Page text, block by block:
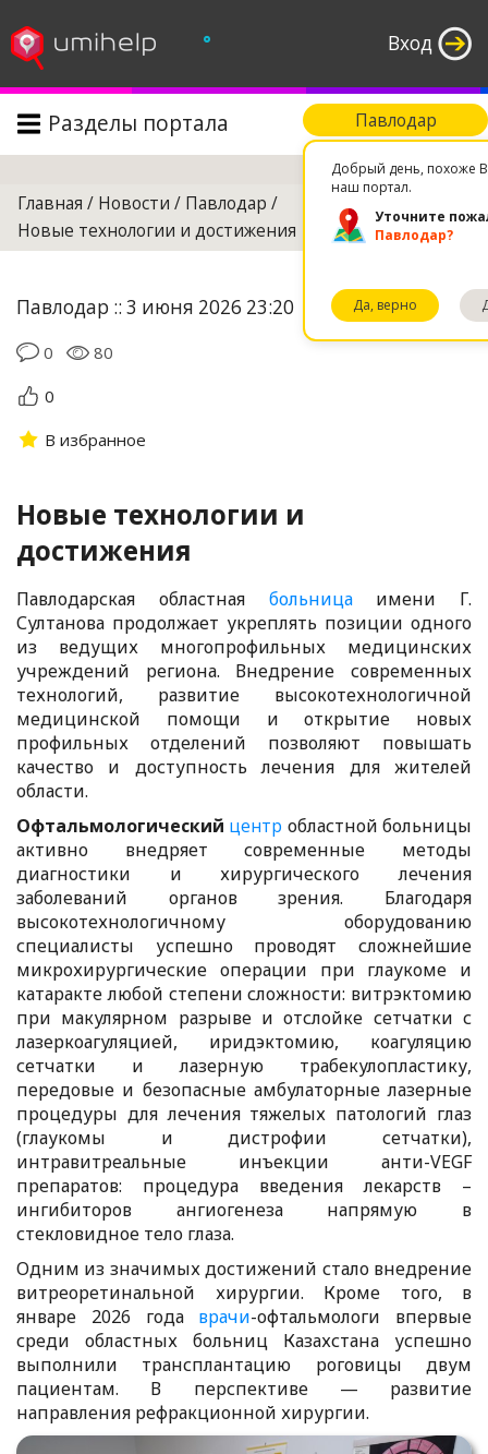
Вход
°
Павлодар
Добрый день, похоже
наш портал.
Уточните
Павлодар?
Да, верно
Разделы портала Поиск
Главная / Новости / Павлодар /
Новые технологии и достижения
Павлодар :: 3 июня 2026 23:20
0
80
0
В избранное
Новые технологии и
достижения
Павлодарская областная больницаимени Г.
Султанова продолжает укреплять позиции одного
из ведущих многопрофильных медицинских
учреждений региона. Внедрение современных
технологий, развитие высокотехнологичной
медицинской помощи и открытие новых
профильных отделений позволяют повышать
качество и доступность лечения для жителей
области.
Офтальмологический центр областной больницы
активно внедряет современные методы
диагностики и хирургического лечения
заболеваний органов зрения. Благодаря
высокотехнологичному оборудованию
специалисты успешно проводят сложнейшие
микрохирургические операции при глаукоме и
катаракте любой степени сложности: витрэктомию
при макулярном разрыве и отслойке сетчатки с
лазеркоагуляцией, иридэктомию, коагуляцию
сетчатки и лазерную трабекулопластику,
передовые и безопасные амбулаторные лазерные
процедуры для лечения тяжелых патологий глаз
(глаукомы и дистрофии сетчатки),
интравитреальные инъекции анти-VEGF
препаратов: процедура введения лекарств –
ингибиторов ангиогенеза напрямую в
стекловидное тело глаза.
Одним из значимых достижений стало внедрение
витреоретинальной хирургии. Кроме того, в
январе 2026 года врачи-офтальмологи впервые
среди областных больниц Казахстана успешно
выполнили трансплантацию роговицы двум
пациентам. В перспективе — развитие
направления рефракционной хирургии.